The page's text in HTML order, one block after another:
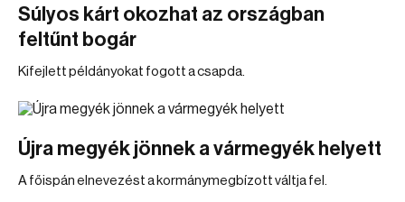
Súlyos kárt okozhat az országban
feltűnt bogár
Kifejlett példányokat fogott a csapda.
Újra megyék jönnek a vármegyék helyett
A főispán elnevezést a kormánymegbízott váltja fel.